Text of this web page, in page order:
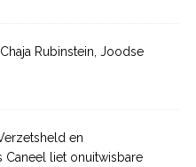
Chaja Rubinstein, Joodse
en
Caneel liet onuitwisbare